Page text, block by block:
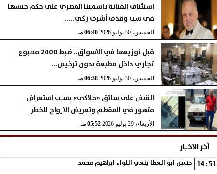
استئناف الفنانة ياسمينا المصري على حكم حبسها
في سب وقذف أشرف زكي.....
الخميس، 30 يوليو 2026 06:40 مـ
قبل توزيعها في الأسواق.. ضبط 2000 مطبوع
تجاري داخل مطبعة بدون ترخيص...
الخميس، 30 يوليو 2026 06:38 مـ
القبض على سائق «ملاكي» بسبب استعراض
متهور في المقطم وتعريض الأرواح للخطر
الأربعاء، 29 يوليو 2026 05:52 مـ
آخر الأخبار
14:51 حسين ابو العطا ينعي اللواء ابراهيم محمد